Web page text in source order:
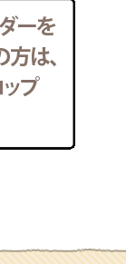
よい鍼灸治療で